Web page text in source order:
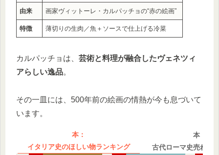
由来 画家ヴィットーレ・カルパッチョの“赤の絵画”
特徴 薄切りの生肉／魚＋ソースで仕上げる冷菜
カルパッチョは、 芸術と料理が融合したヴェネツィ
アらしい逸品。
その一皿には、500年前の絵画の情熱が今も息づいて
います。
本：
イタリア史のほしい物ランキング
本：
古代ローマ史売れ筋